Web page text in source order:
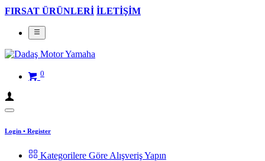
FIRSAT ÜRÜNLERİ İLETİŞİM
0
Login • Register
Kategorilere Göre Alışveriş Yapın